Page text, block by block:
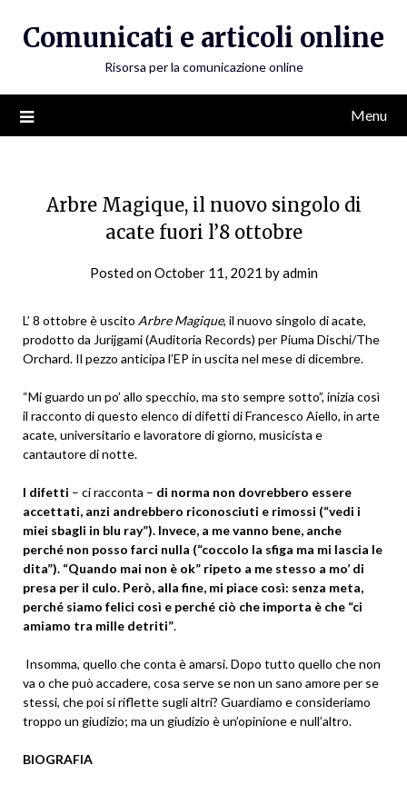
Comunicati e articoli online
Risorsa per la comunicazione online
Menu
Arbre Magique, il nuovo singolo di
acate fuori l’8 ottobre
Posted onOctober 11, 2021 byadmin
L’ 8 ottobre è uscito Arbre Magique, il nuovo singolo di acate,
prodotto da Jurijgami (Auditoria Records) per Piuma Dischi/The
Orchard. Il pezzo anticipa l’EP in uscita nel mese di dicembre.
“Mi guardo un po’ allo specchio, ma sto sempre sotto”, inizia così
il racconto di questo elenco di difetti di Francesco Aiello, in arte
acate, universitario e lavoratore di giorno, musicista e
cantautore di notte.
I difetti – ci racconta – di norma non dovrebbero essere
accettati, anzi andrebbero riconosciuti e rimossi (“vedi i
miei sbagli in blu ray”). Invece, a me vanno bene, anche
perché non posso farci nulla (“coccolo la sfiga ma mi lascia le
dita”). “Quando mai non è ok” ripeto a me stesso a mo’ di
presa per il culo. Però, alla fine, mi piace così: senza meta,
perché siamo felici così e perché ciò che importa è che “ci
amiamo tra mille detriti”.
Insomma, quello che conta è amarsi. Dopo tutto quello che non
va o che può accadere, cosa serve se non un sano amore per se
stessi, che poi si riflette sugli altri? Guardiamo e consideriamo
troppo un giudizio; ma un giudizio è un’opinione e null’altro.
BIOGRAFIA